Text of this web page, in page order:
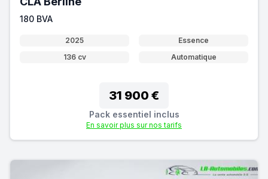
180 BVA
2025
Essence
136 cv
Automatique
31 900 €
Pack essentiel inclus
En savoir plus sur nos tarifs